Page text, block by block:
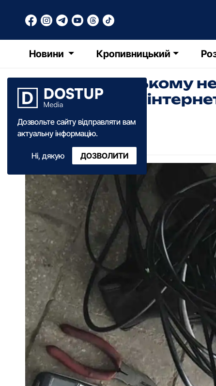
Новини Кропивницький
Дозвольте сайту відправляти вам
актуальну інформацію.
Ні, дякую ДОЗВОЛИТИ
У Кpопивницькому
укpав кабель
РТ Редакція Точки Доступу
·2018